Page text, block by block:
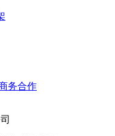
务合作